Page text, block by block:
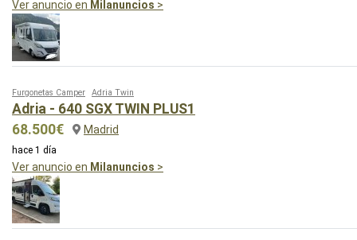
Ver anuncio en Milanuncios >
Furgonetas Camper Adria Twin
Adria - 640 SGX TWIN PLUS1
68.500€
Madrid
hace 1 día
Ver anuncio en Milanuncios >